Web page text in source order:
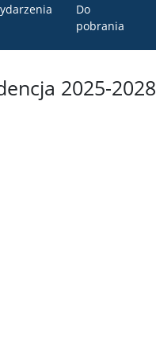
Do
pobrania
2025-2028